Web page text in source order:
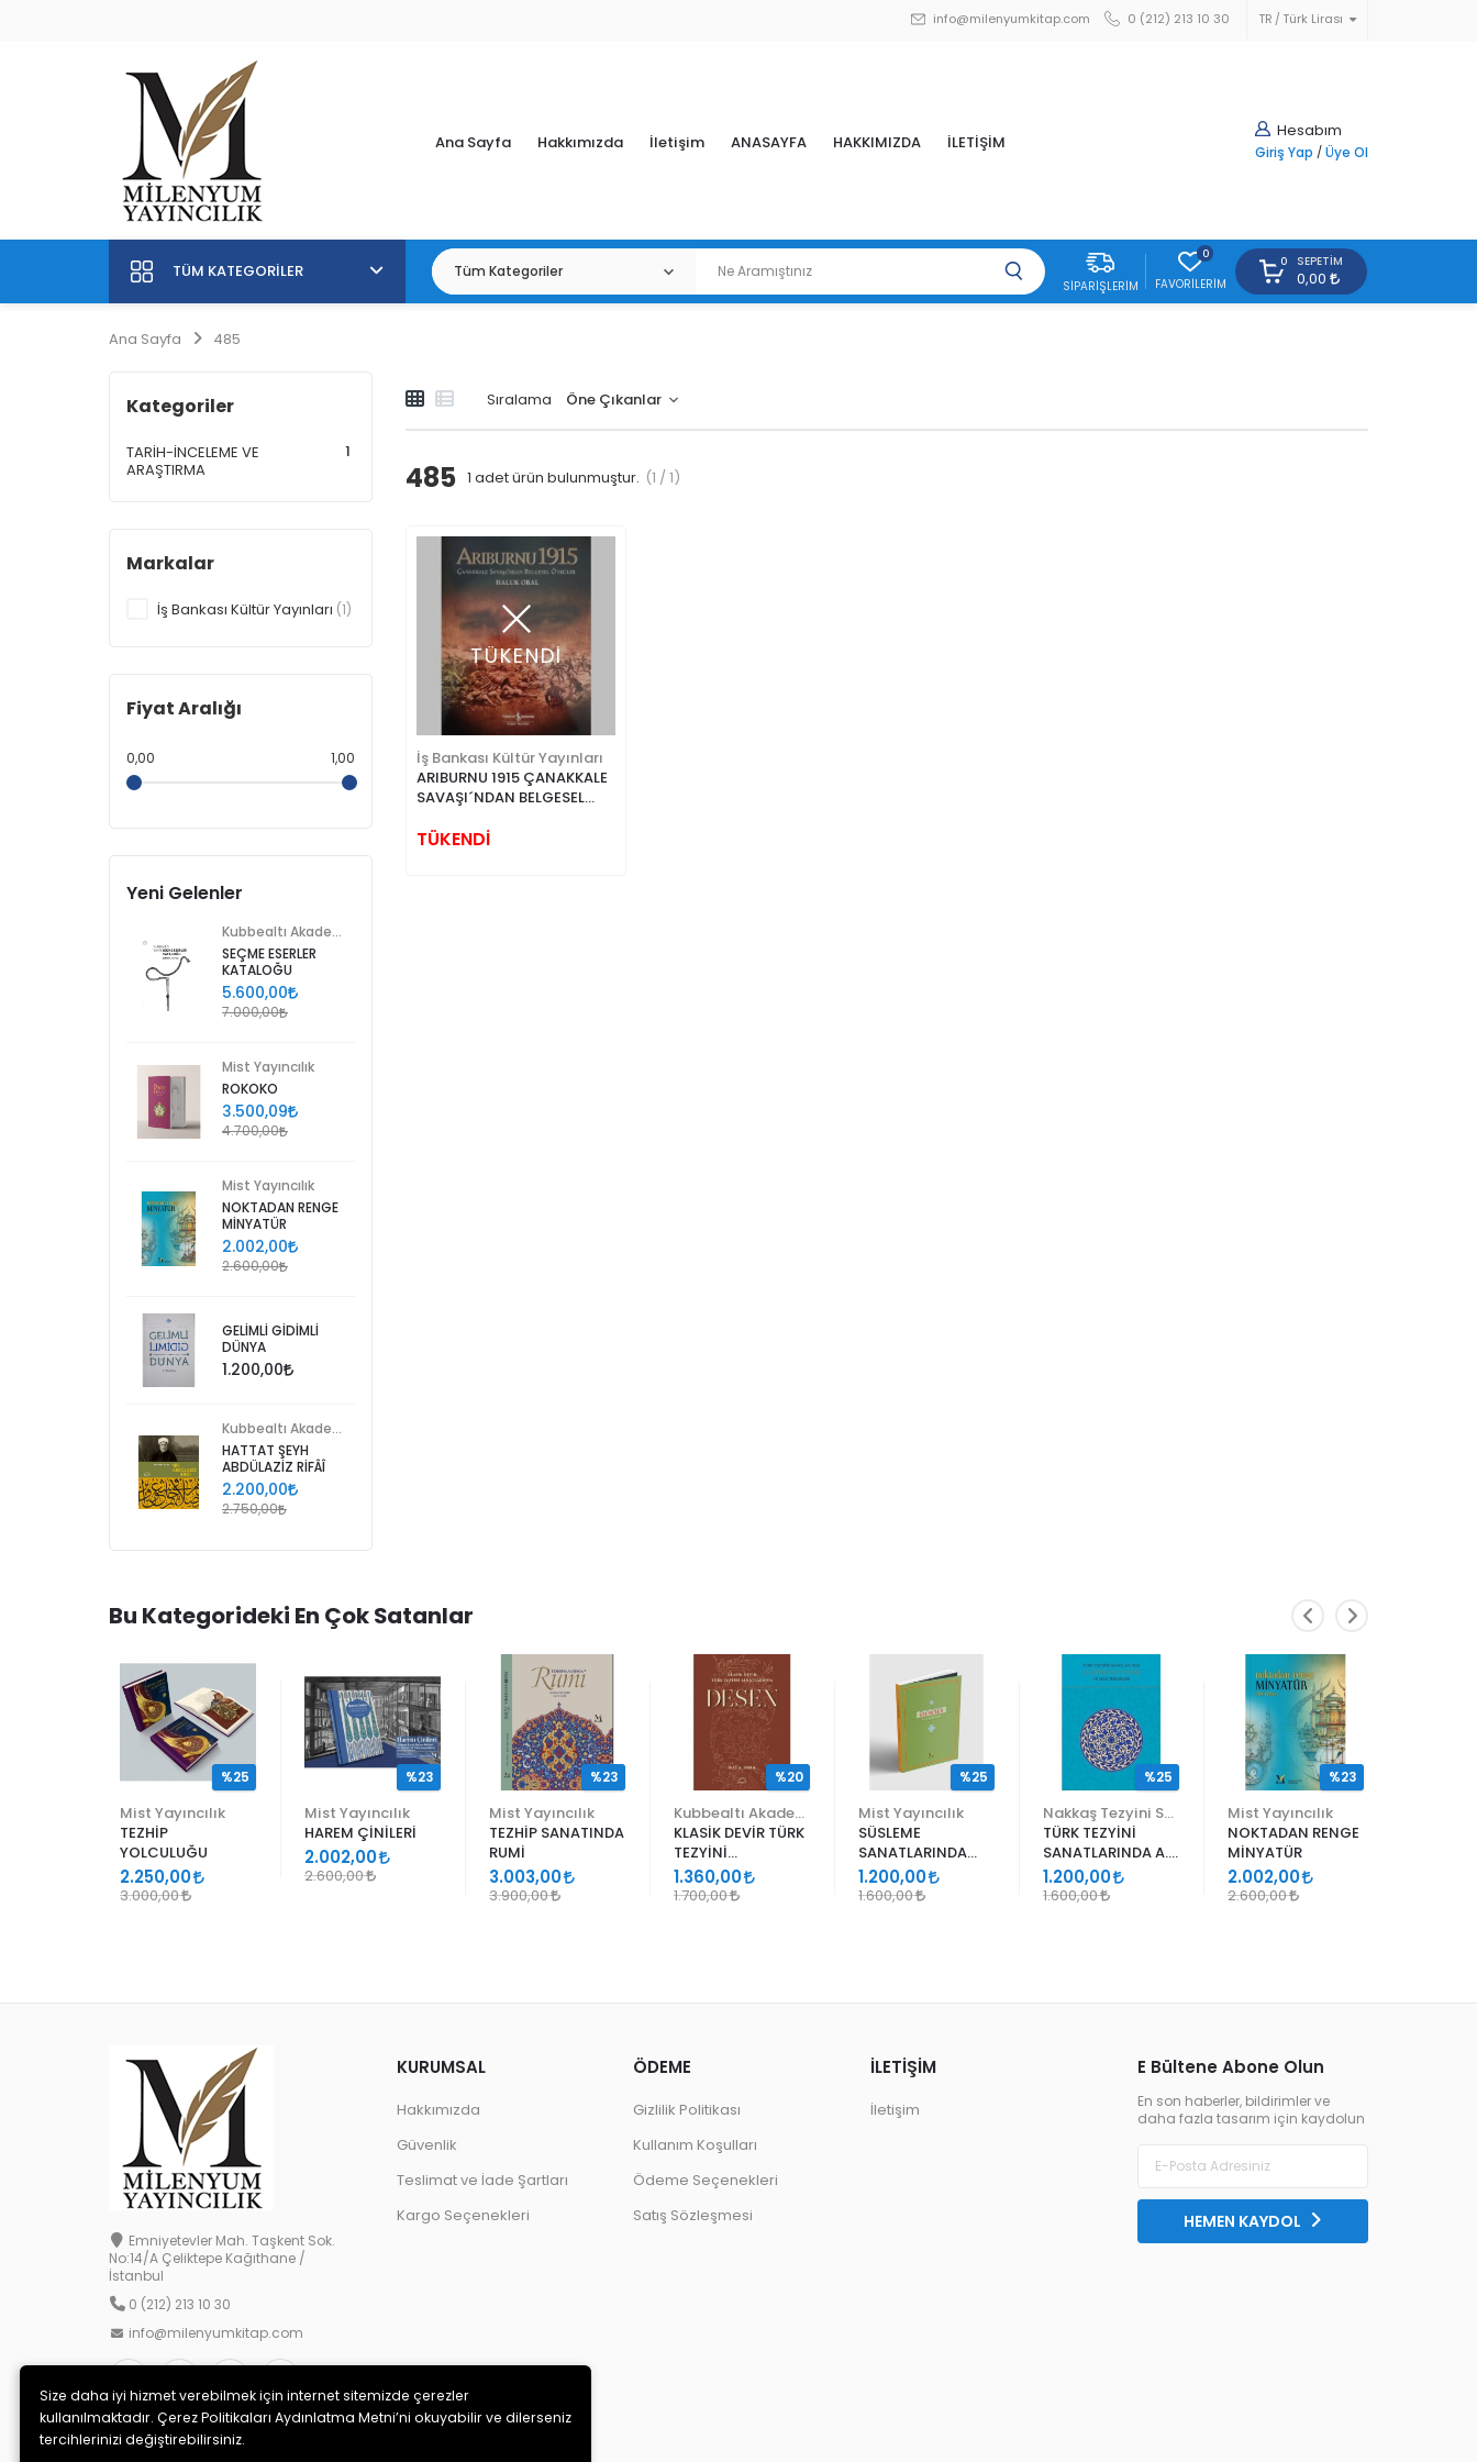
TR Türk Lirası
info@milenyumkitap.com 0 (212) 213 10 30
Hesabım
Giriş Yap / Üye Ol
Ana Sayfa Hakkımızda İletişim ANASAYFA HAKKIMIZDA İLETİŞİM
TÜM KATEGORILER
SIPARIŞLERIM
0
FAVORILERIM
0 SEPETIM
0,00
Ana Sayfa 485
Sıralama
485 1 adet ürün bulunmuştur. (1 / 1)
TÜKENDİ
İş Bankası Kültür Yayınları
ARIBURNU 1915 ÇANAKKALE
SAVAŞI´NDAN BELGESEL
TÜKENDİ
Kategoriler
TARİH-İNCELEME VE
ARAŞTIRMA
1
Markalar
İş Bankası Kültür Yayınları (1)
Fiyat Aralığı
0,00 1,00
Yeni Gelenler
SEÇME ESERLER
KATALOĞU
5.600,00
7.000,00
Mist Yayıncılık
ROKOKO
3.500,09
4.700,00
Mist Yayıncılık
NOKTADAN RENGE
MİNYATÜR
2.002,00
2.600,00
GELİMLİ GİDİMLİ
DÜNYA
1.200,00
HATTAT ŞEYH
ABDÜLAZİZ RİFÂÎ
2.200,00
2.750,00
Bu Kategorideki En Çok Satanlar
Mist Yayıncılık
TEZHİP
YOLCULUĞU
2.250,00
3.000,00
%25
Mist Yayıncılık
HAREM ÇİNİLERİ
2.002,00
2.600,00
%23
Mist Yayıncılık
TEZHİP SANATINDA
RUMİ
3.003,00
3.900,00
%23
KLASİK DEVİR TÜRK
TEZYİNİ
SANATLARINDA
DESEN
1.360,00
1.700,00
%20
Mist Yayıncılık
SÜSLEME
SANATLARINDA
GEÇMELER
1.200,00
1.600,00
%25
TÜRK TEZYİNİ
SANATLARINDA A.
SÜHEYL ÜNVER VE
YENİ TERKİPLERİ
1.200,00
1.600,00
%25
Mist Yayıncılık
NOKTADAN RENGE
MİNYATÜR
2.002,00
2.600,00
%23
Emniyetevler Mah. Taşkent Sok.
No:14/A Çeliktepe Kağıthane /
İstanbul
0 (212) 213 10 30
info@milenyumkitap.com
E Bültene Abone Olun
En son haberler, bildirimler ve
daha fazla tasarım için kaydolun
HEMEN KAYDOL
KURUMSAL
Hakkımızda
Güvenlik
Teslimat ve İade Şartları
Kargo Seçenekleri
ÖDEME
Gizlilik Politikası
Kullanım Koşulları
Ödeme Seçenekleri
Satış Sözleşmesi
İLETİŞİM
İletişim
Size daha iyi hizmet verebilmek için internet sitemizde çerezler
kullanılmaktadır. Çerez Politikaları Aydınlatma Metni’ni okuyabilir ve dilerseniz
tercihlerinizi değiştirebilirsiniz.